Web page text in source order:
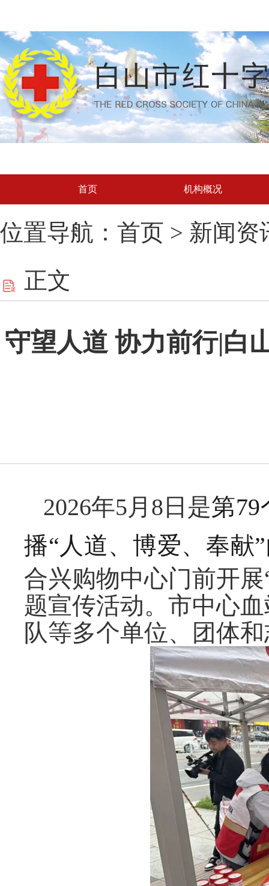
首页 机构概况
位置导航：首页 > 新闻资
正文
守望人道 协力前行|白
2026年5月8日是第79
播“人道、博爱、奉献
合兴购物中心门前开
题宣传活动。市中心
队等多个单位、团体